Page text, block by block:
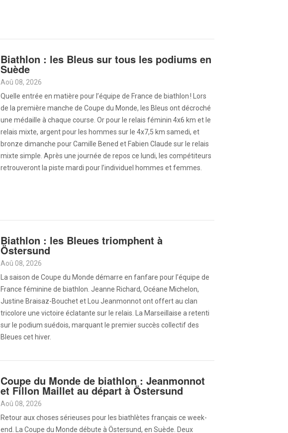
Biathlon : les Bleus sur tous les podiums en
Suède
Aoû 08, 2026
Quelle entrée en matière pour l’équipe de France de biathlon ! Lors
de la première manche de Coupe du Monde, les Bleus ont décroché
une médaille à chaque course. Or pour le relais féminin 4x6 km et le
relais mixte, argent pour les hommes sur le 4x7,5 km samedi, et
bronze dimanche pour Camille Bened et Fabien Claude sur le relais
mixte simple. Après une journée de repos ce lundi, les compétiteurs
retrouveront la piste mardi pour l’individuel hommes et femmes.
Biathlon : les Bleues triomphent à
Östersund
Aoû 08, 2026
La saison de Coupe du Monde démarre en fanfare pour l’équipe de
France féminine de biathlon. Jeanne Richard, Océane Michelon,
Justine Braisaz-Bouchet et Lou Jeanmonnot ont offert au clan
tricolore une victoire éclatante sur le relais. La Marseillaise a retenti
sur le podium suédois, marquant le premier succès collectif des
Bleues cet hiver.
Coupe du Monde de biathlon : Jeanmonnot
et Fillon Maillet au départ à Östersund
Aoû 08, 2026
Retour aux choses sérieuses pour les biathlètes français ce week-
end. La Coupe du Monde débute à Östersund, en Suède. Deux